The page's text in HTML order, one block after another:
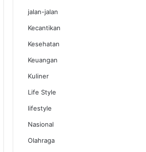
jalan-jalan
Kecantikan
Kesehatan
Keuangan
Kuliner
Life Style
lifestyle
Nasional
Olahraga